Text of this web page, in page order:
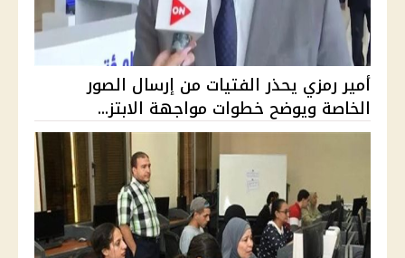
أمير رمزي يحذر الفتيات من إرسال الصور
الخاصة ويوضح خطوات مواجهة الابتز...